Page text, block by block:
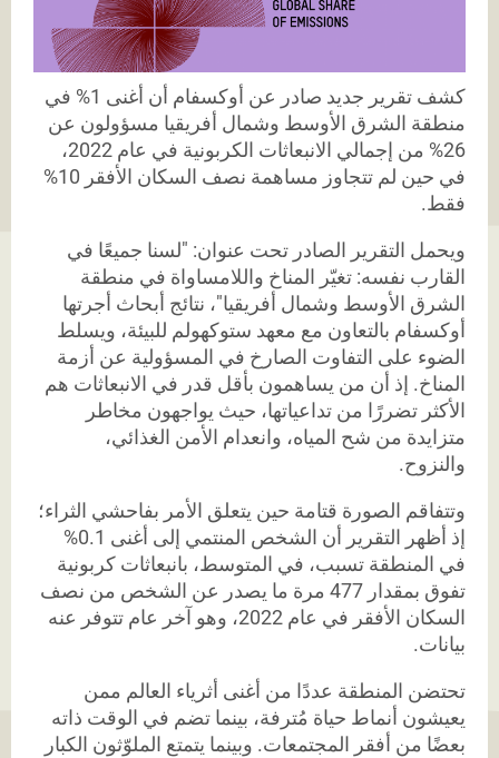
كشف تقرير جديد صادر عن أوكسفام أن أغنى 1% في
منطقة الشرق الأوسط وشمال أفريقيا مسؤولون عن
26% من إجمالي الانبعاثات الكربونية في عام 2022،
في حين لم تتجاوز مساهمة نصف السكان الأفقر 10%
فقط.
ويحمل التقرير الصادر تحت عنوان: "لسنا جميعًا في
القارب نفسه: تغيّر المناخ واللامساواة في منطقة
الشرق الأوسط وشمال أفريقيا"، نتائج أبحاث أجرتها
أوكسفام بالتعاون مع معهد ستوكهولم للبيئة، ويسلط
الضوء على التفاوت الصارخ في المسؤولية عن أزمة
المناخ. إذ أن من يساهمون بأقل قدر في الانبعاثات هم
الأكثر تضررًا من تداعياتها، حيث يواجهون مخاطر
متزايدة من شح المياه، وانعدام الأمن الغذائي،
والنزوح.
وتتفاقم الصورة قتامة حين يتعلق الأمر بفاحشي الثراء؛
إذ أظهر التقرير أن الشخص المنتمي إلى أغنى 0.1%
في المنطقة تسبب، في المتوسط، بانبعاثات كربونية
تفوق بمقدار 477 مرة ما يصدر عن الشخص من نصف
السكان الأفقر في عام 2022، وهو آخر عام تتوفر عنه
بيانات.
تحتضن المنطقة عددًا من أغنى أثرياء العالم ممن
يعيشون أنماط حياة مُترفة، بينما تضم في الوقت ذاته
بعضًا من أفقر المجتمعات. وبينما يتمتع الملوّثون الكبار